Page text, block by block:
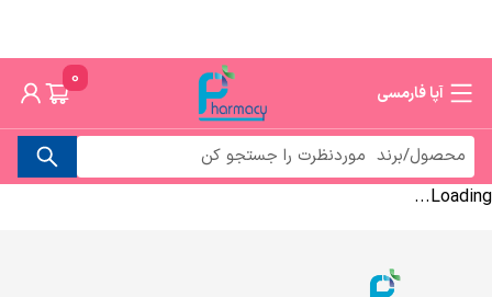
آپا فارمسی
0
Loading...